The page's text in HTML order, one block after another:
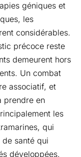
géniques et
les
considérables.
précoce reste
demeurent hors
Un combat
associatif, et
prendre en
les
qui
santé qui
développées.